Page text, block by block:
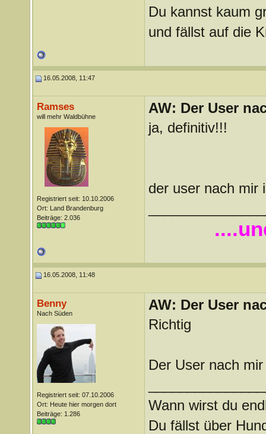
Du kannst kaum
und fällst auf die
16.05.2008, 11:47
Ramses
will mehr Waldbühne
Registriert seit: 10.10.2006
Ort: Land Brandenburg
Beiträge: 2.036
AW: Der User
ja, definitiv!!!
der user nach mir
16.05.2008, 11:48
Benny
Nach Süden
Registriert seit: 07.10.2006
Ort: Heute hier morgen dort
Beiträge: 1.286
AW: Der User
Richtig
Der User nach
Wann wirst du
Du fällst über